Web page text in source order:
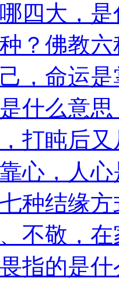
四大，
？佛教
，命运
什么意
打盹后
心，人
种结缘方
不敬，
指的是什